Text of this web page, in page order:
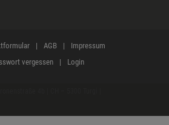
AGB
Impressum
vergessen Login